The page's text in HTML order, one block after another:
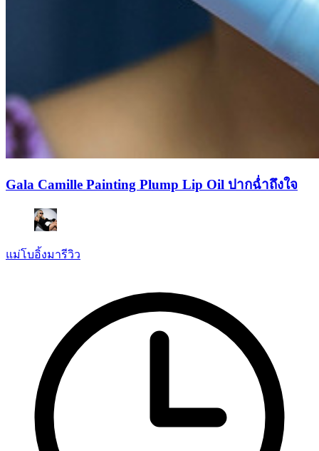
Gala Camille Painting Plump Lip Oil ปากฉ่ำถึงใจ
แม่โบอิ้งมารีวิว